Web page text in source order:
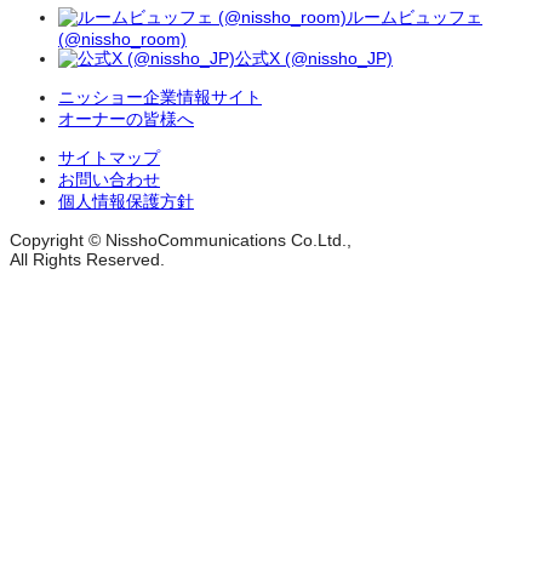
ルームビュッフェ
(@nissho_room)
公式X (@nissho_JP)
ニッショー企業情報サイト
オーナーの皆様へ
サイトマップ
お問い合わせ
個人情報保護方針
Copyright © NisshoCommunications Co.Ltd.,
All Rights Reserved.